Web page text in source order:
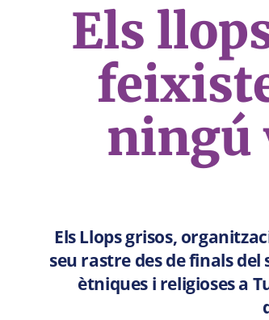
Els
ningú
Els Llops grisos,
seu rastre des de finals
ètniques i religioses a